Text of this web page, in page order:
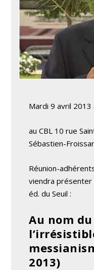
Mardi 9 avril 2013
au CBL 10 rue
Sébastien-
Réunion-
viendra présenter
éd. du Seuil :
Au nom
2013)